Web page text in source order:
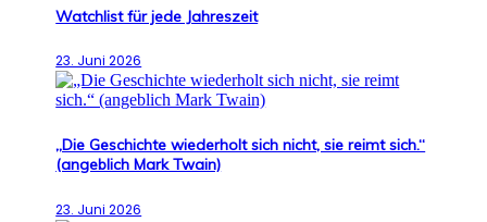
Watchlist für jede Jahreszeit
23. Juni 2026
„Die Geschichte wiederholt sich nicht, sie reimt sich.“
(angeblich Mark Twain)
23. Juni 2026